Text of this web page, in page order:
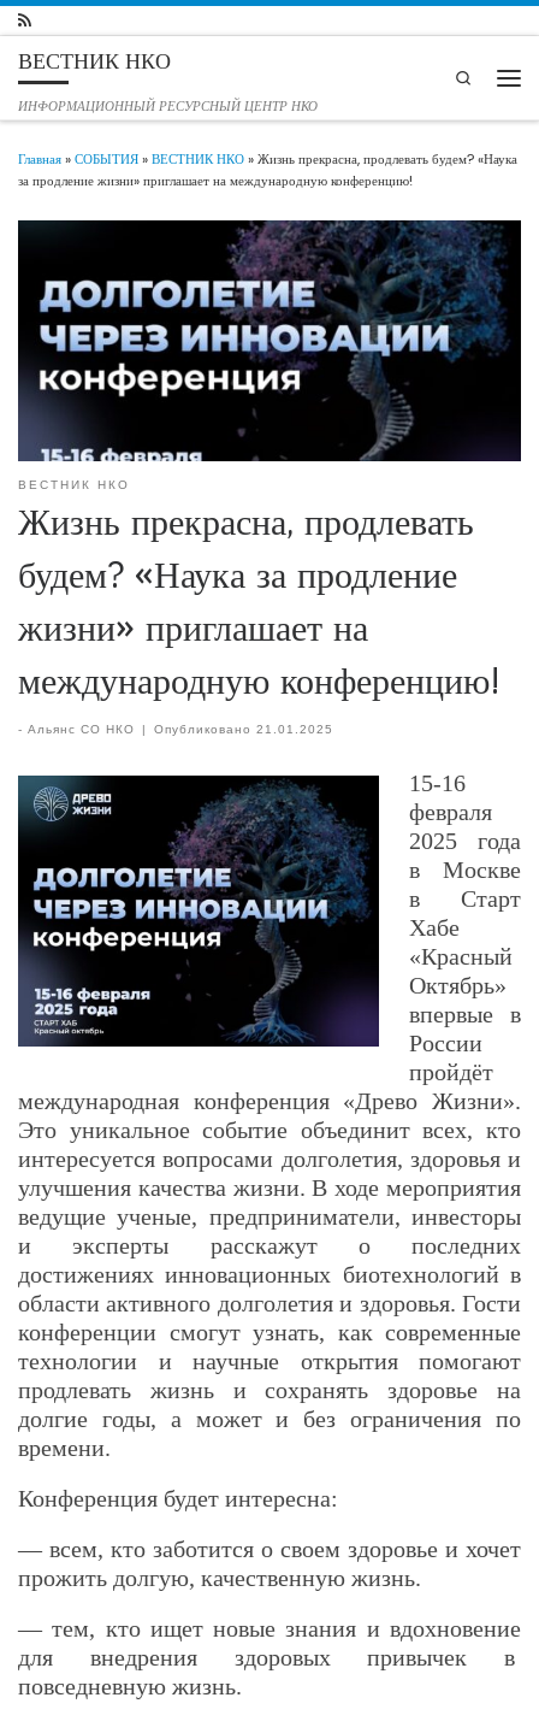
Перейти к содержимому
ВЕСТНИК НКО
ИНФОРМАЦИОННЫЙ РЕСУРСНЫЙ ЦЕНТР НКО
Search
Главная»СОБЫТИЯ»ВЕСТНИК НКО»Жизнь прекрасна, продлевать будем? «Наука
за продление жизни» приглашает на международную конференцию!
ВЕСТНИК НКО
Жизнь прекрасна, продлевать
будем? «Наука за продление
жизни» приглашает на
международную конференцию!
- Альянс СО НКО | Опубликовано21.01.2025
15-16
февраля
2025 года
в Москве
в Старт
Хабе
«Красный
Октябрь»
впервые в
России
пройдёт
международная конференция «Древо Жизни».
Это уникальное событие объединит всех, кто
интересуется вопросами долголетия, здоровья и
улучшения качества жизни. В ходе мероприятия
ведущие ученые, предприниматели, инвесторы
и эксперты расскажут о последних
достижениях инновационных биотехнологий в
области активного долголетия и здоровья. Гости
конференции смогут узнать, как современные
технологии и научные открытия помогают
продлевать жизнь и сохранять здоровье на
долгие годы, а может и без ограничения по
времени.
Конференция будет интересна:
— всем, кто заботится о своем здоровье и хочет
прожить долгую, качественную жизнь.
— тем, кто ищет новые знания и вдохновение
для внедрения здоровых привычек в
повседневную жизнь.